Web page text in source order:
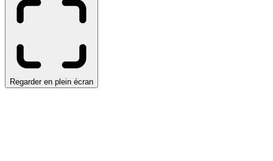
Regarder en plein écran